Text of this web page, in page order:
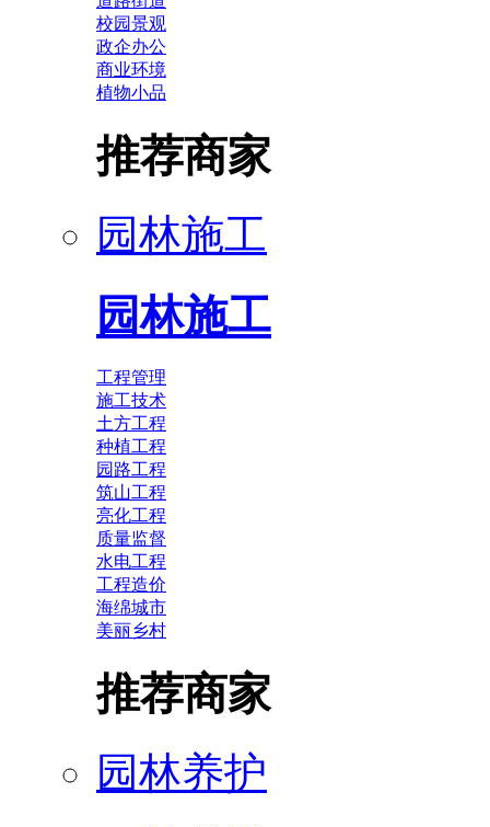
校园景观
政企办公
商业环境
植物小品
推荐商家
园林施工
园林施工
工程管理
施工技术
土方工程
种植工程
园路工程
筑山工程
亮化工程
质量监督
水电工程
工程造价
海绵城市
美丽乡村
推荐商家
园林养护